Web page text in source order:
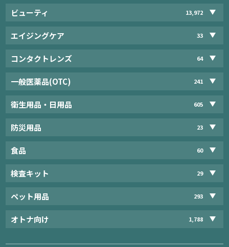
ビューティ 13,972
エイジングケア 33
コンタクトレンズ 64
一般医薬品(OTC) 241
衛生用品・日用品 605
防災用品 23
食品 60
検査キット 29
ペット用品 293
オトナ向け 1,788